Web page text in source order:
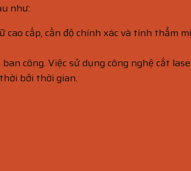
như:
cấp, cần độ chính xác và tính thẩm
công. Việc sử dụng công nghệ cắt
bởi thời gian.